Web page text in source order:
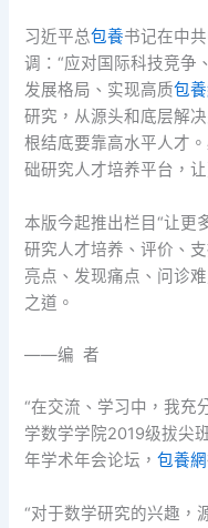
习近平总包養书记在中
调：“应对国际科技竞争
发展格局、实现高质包
研究，从源头和底层解
根结底要靠高水平人才
础研究人才培养平台，
本版今起推出栏目“让更
研究人才培养、评价、
亮点、发现痛点、问诊
之道。
——编 者
“在交流、学习中，我充
学数学学院2019级拔尖
年学术年会论坛，包養網
“对于数学研究的兴趣，